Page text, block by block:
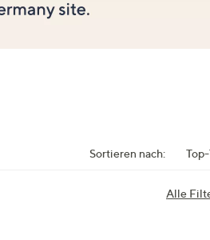
Sortieren nach:
Alle